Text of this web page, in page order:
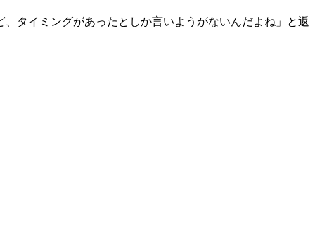
タイミングがあったとしか言いようがないんだよね」と返